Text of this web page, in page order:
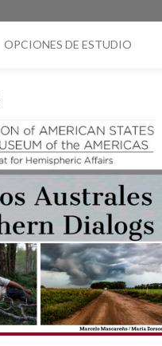
OPCIONES DE ESTUDIO